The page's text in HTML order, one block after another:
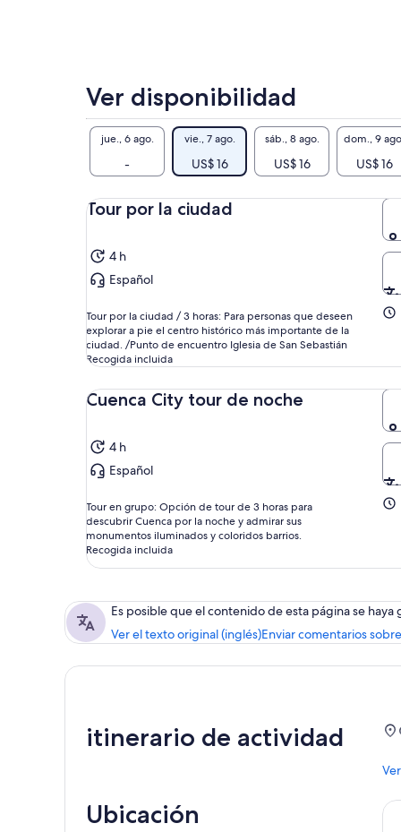
Ver disponibilidad
jue., 6 ago.
-
vie., 7 ago.
US$ 16
sáb., 8 ago.
US$ 16
dom., 9
US$ 16
Tour por la ciudad
4 h
Español
Tour por la ciudad / 3 horas: Para personas que deseen
explorar a pie el centro histórico más importante de la
ciudad. /Punto de encuentro Iglesia de San Sebastián
Recogida incluida
Cuenca City tour de noche
4 h
Español
Tour en grupo: Opción de tour de 3 horas para
descubrir Cuenca por la noche y admirar sus
monumentos iluminados y coloridos barrios.
Recogida incluida
Es posible que el contenido de esta página se
Ver el texto original (inglés)Enviar comentarios
itinerario de actividad
Ubicación